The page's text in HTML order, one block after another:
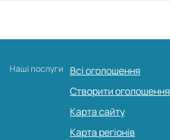
Наші послуги
Всі оголошення
Створити оголошення
Карта сайту
Карта регіонів